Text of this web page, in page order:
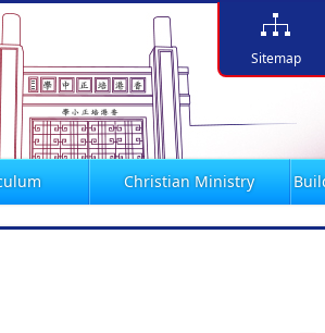
Sitemap
Christian Ministry